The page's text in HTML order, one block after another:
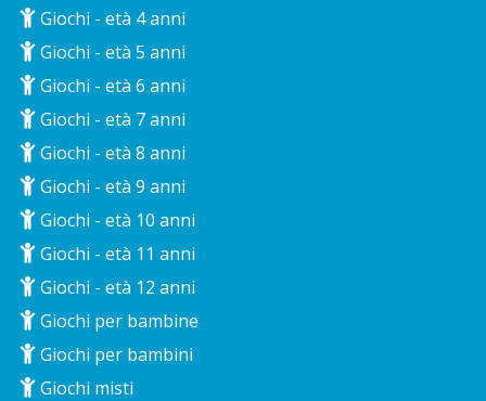
Giochi - età 4 anni
Giochi - età 5 anni
Giochi - età 6 anni
Giochi - età 7 anni
Giochi - età 8 anni
Giochi - età 9 anni
Giochi - età 10 anni
Giochi - età 11 anni
Giochi - età 12 anni
Giochi per bambine
Giochi per bambini
Giochi misti